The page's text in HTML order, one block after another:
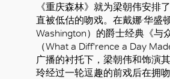
《重庆森林》就为梁朝伟安排
直被低估的吻戏。在戴娜·华盛
Washington）的爵士经典《与
（What a Diff'rence a Day
广播的衬托下，梁朝伟和饰演
玲经过一轮逗趣的前戏后在拥